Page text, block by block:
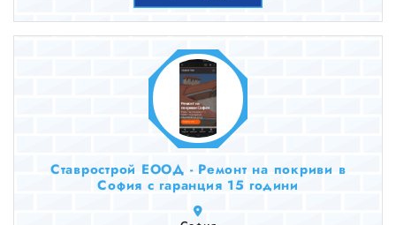
Ставрострой ЕООД - Ремонт на покриви в
София с гаранция 15 години